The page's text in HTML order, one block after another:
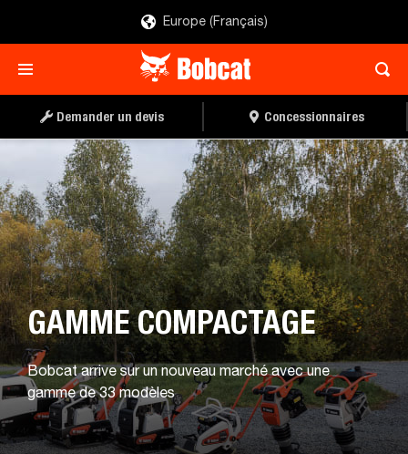
Europe (Français)
Demander un devis Concessionnaires
GAMME COMPACTAGE
Bobcat arrive sur un nouveau marché avec une
gamme de 33 modèles
CONCESSIONNAIRE